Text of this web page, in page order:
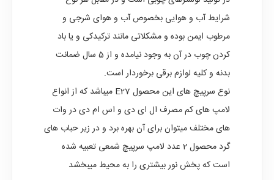
شرایط آب و هوایی بخصوص آب و هوای شرجی و
مرطوب ایمن بوده و مشکلاتی مانند ترکیدکی و یا باد
کردن چوب در آن به وجود نیامده و از 5 سال ضمانت
بدنه و کلیه لوازم برقی برخوردار است.
نوع سرپیچ های این محصول E27 میباشد که از انواع
لامپ های کم مصرف ال ای دی و اس ام دی در وات
های مختلف میتوان برای آن بهره برد و در زیر حباب های
گرد محصول 2 عدد لامپ سرپیچ شمعی تعبیه شده
است که پخش نور بیشتری را به محیط میبخشد